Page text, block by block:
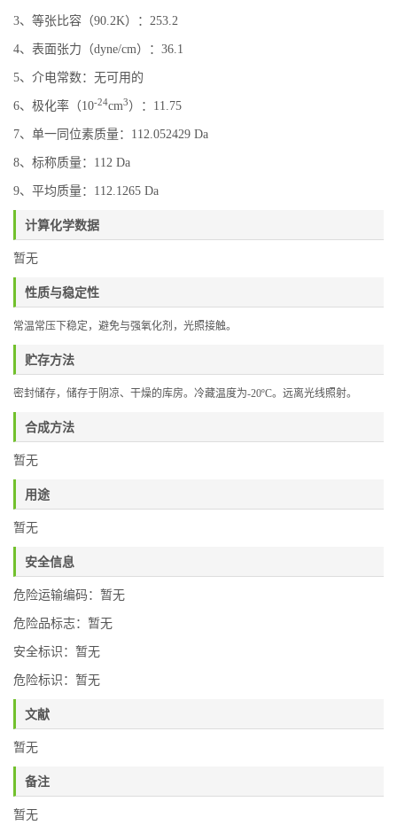
3、等张比容（90.2K）：253.2
4、表面张力（dyne/cm）：36.1
5、介电常数：无可用的
6、极化率（10-24cm3）：11.75
7、单一同位素质量：112.052429 Da
8、标称质量：112 Da
9、平均质量：112.1265 Da
计算化学数据
暂无
性质与稳定性
常温常压下稳定，避免与强氧化剂，光照接触。
贮存方法
密封储存， 储存于阴凉、干燥的库房。冷藏温度为-20ºC。远离光线照射。
合成方法
暂无
用途
暂无
安全信息
危险运输编码：暂无
危险品标志：暂无
安全标识：暂无
危险标识：暂无
文献
暂无
备注
暂无